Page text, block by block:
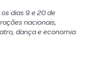
dias 9 e 20 de
nacionais,
dança e economia